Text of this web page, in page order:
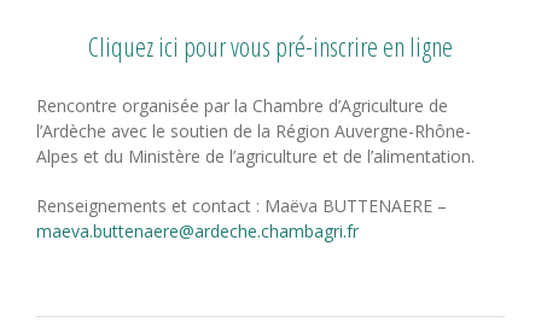
Cliquez ici pour vous pré-inscrire en ligne
Rencontre organisée par la Chambre d’Agriculture de
l’Ardèche avec le soutien de la Région Auvergne-Rhône-
Alpes et du Ministère de l’agriculture et de l’alimentation.
Renseignements et contact : Maëva BUTTENAERE –
maeva.buttenaere@ardeche.chambagri.fr